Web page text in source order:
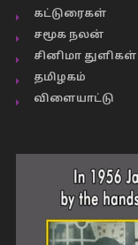
கட்டுரைகள்
சமூக நலன்
சினிமா துளிகள்
தமிழகம்
விளையாட்டு